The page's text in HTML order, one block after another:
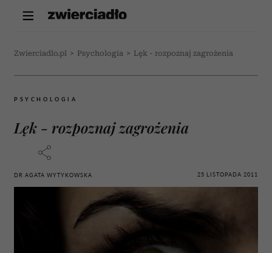
Zwierciadlo.pl > Psychologia > Lęk - rozpoznaj zagrożenia
PSYCHOLOGIA
Lęk - rozpoznaj zagrożenia
DR AGATA WYTYKOWSKA 25 LISTOPADA 2011